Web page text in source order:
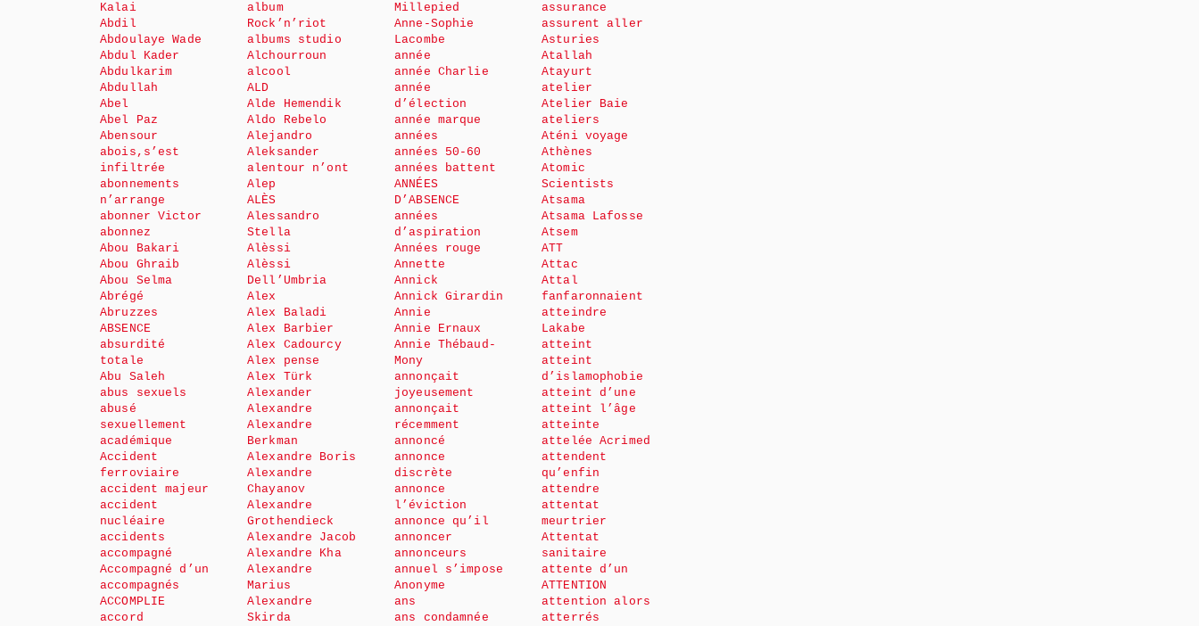
Kalai
Abdil
Abdoulaye Wade
Abdul Kader
Abdulkarim
Abdullah
Abel
Abel Paz
Abensour
abois,s’est
infiltrée
abonnements
n’arrange
abonner Victor
abonnez
Abou Bakari
Abou Ghraib
Abou Selma
Abrégé
Abruzzes
ABSENCE
absurdité
totale
Abu Saleh
abus sexuels
abusé
sexuellement
académique
Accident
ferroviaire
accident majeur
accident
nucléaire
accidents
accompagné
Accompagné d’un
accompagnés
ACCOMPLIE
accord
album
Rock’n’riot
albums studio
Alchourroun
alcool
ALD
Alde Hemendik
Aldo Rebelo
Alejandro
Aleksander
alentour n’ont
Alep
ALÈS
Alessandro
Stella
Alèssi
Alèssi
Dell’Umbria
Alex
Alex Baladi
Alex Barbier
Alex Cadourcy
Alex pense
Alex Türk
Alexander
Alexandre
Alexandre
Berkman
Alexandre Boris
Alexandre
Chayanov
Alexandre
Grothendieck
Alexandre Jacob
Alexandre Kha
Alexandre
Marius
Alexandre
Skirda
Millepied
Anne-Sophie
Lacombe
année
année Charlie
année
d’élection
année marque
années
années 50-60
années battent
ANNÉES
D’ABSENCE
années
d’aspiration
Années rouge
Annette
Annick
Annick Girardin
Annie
Annie Ernaux
Annie Thébaud-
Mony
annonçait
joyeusement
annonçait
récemment
annoncé
annonce
discrète
annonce
l’éviction
annonce qu’il
annoncer
annonceurs
annuel s’impose
Anonyme
ans
ans condamnée
assurance
assurent aller
Asturies
Atallah
Atayurt
atelier
Atelier Baie
ateliers
Aténi voyage
Athènes
Atomic
Scientists
Atsama
Atsama Lafosse
Atsem
ATT
Attac
Attal
fanfaronnaient
atteindre
Lakabe
atteint
atteint
d’islamophobie
atteint d’une
atteint l’âge
atteinte
attelée Acrimed
attendent
qu’enfin
attendre
attentat
meurtrier
Attentat
sanitaire
attente d’un
ATTENTION
attention alors
atterrés